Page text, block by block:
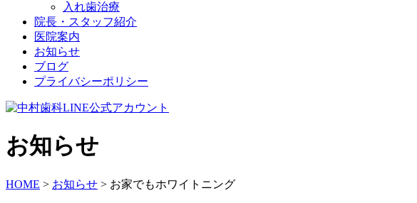
入れ歯治療
院長・スタッフ紹介
医院案内
お知らせ
ブログ
プライバシーポリシー
お知らせ
HOME > お知らせ > お家でもホワイトニング